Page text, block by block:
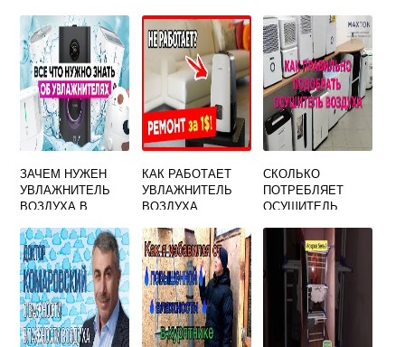
ЗАЧЕМ НУЖЕН
УВЛАЖНИТЕЛЬ
ВОЗДУХА В
НОРМА ПО
ЗАКОНУ
КАК РАБОТАЕТ
УВЛАЖНИТЕЛЬ
ВОЗДУХА
СКОЛЬКО
ПОТРЕБЛЯЕТ
ОСУШИТЕЛЬ
КИЛОВАТТ